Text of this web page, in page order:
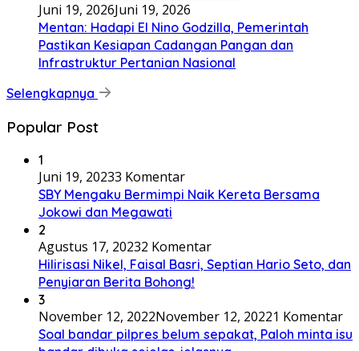
Juni 19, 2026Juni 19, 2026
Mentan: Hadapi El Nino Godzilla, Pemerintah
Pastikan Kesiapan Cadangan Pangan dan
Infrastruktur Pertanian Nasional
Selengkapnya
Popular Post
1
Juni 19, 20233 Komentar
SBY Mengaku Bermimpi Naik Kereta Bersama
Jokowi dan Megawati
2
Agustus 17, 20232 Komentar
Hilirisasi Nikel, Faisal Basri, Septian Hario Seto, dan
Penyiaran Berita Bohong!
3
November 12, 2022November 12, 20221 Komentar
Soal bandar pilpres belum sepakat, Paloh minta isu